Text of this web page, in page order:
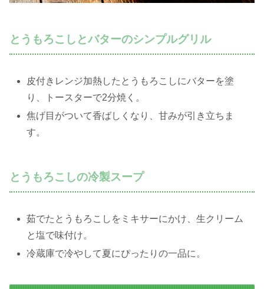
とうもろこしとバターのシンプルグリル
皮付きレンジ加熱したとうもろこしにバターを塗
り、トースターで2分焼く。
焦げ目がついて香ばしくなり、甘みが引き立ちま
す。
とうもろこしの冷製スープ
茹でたとうもろこしをミキサーにかけ、生クリーム
と塩で味付け。
冷蔵庫で冷やして夏にぴったりの一品に。